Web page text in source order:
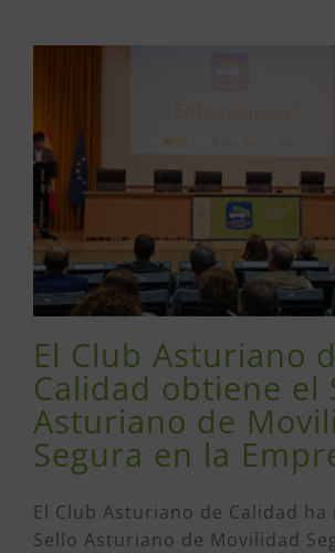
El Club Asturiano
Calidad obtiene el
Asturiano de
Segura en la
El Club Asturiano de Calidad
Sello Asturiano de Movilidad